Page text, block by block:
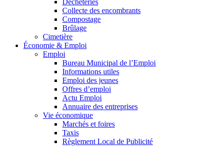
Déchèteries
Collecte des encombrants
Compostage
Brûlage
Cimetière
Économie & Emploi
Emploi
Bureau Municipal de l’Emploi
Informations utiles
Emploi des jeunes
Offres d’emploi
Actu Emploi
Annuaire des entreprises
Vie économique
Marchés et foires
Taxis
Règlement Local de Publicité